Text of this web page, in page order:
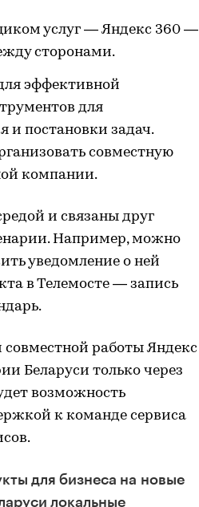
услуг — Яндекс 360 —
сторонами.
эффективной
для
и постановки задач.
совместную
компании.
и связаны друг
Например, можно
уведомление о ней
в Телемосте — запись
работы Яндекс
Беларуси только через
возможность
к команде сервиса
для бизнеса на новые
локальные